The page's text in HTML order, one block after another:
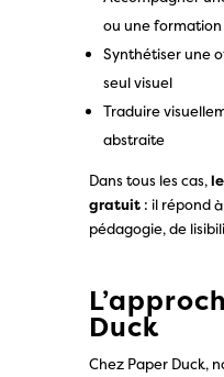
ou une formation
Synthétiser une
seul visuel
Traduire
abstraite
Dans tous les cas,
gratuit: il répond
pédagogie, de
Duck
Chez Paper Duck,